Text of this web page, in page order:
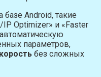
базе Android, такие
IP Optimizer» и «Faster
параметров,
без сложных